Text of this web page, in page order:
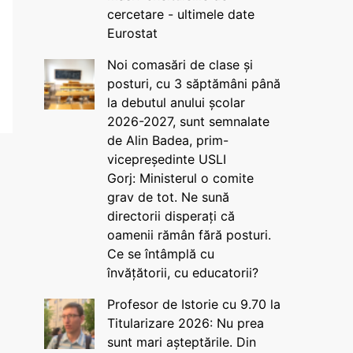
cercetare - ultimele date
Eurostat
Noi comasări de clase și
posturi, cu 3 săptămâni până
la debutul anului școlar
2026-2027, sunt semnalate
de Alin Badea, prim-
vicepreședinte USLI
Gorj: Ministerul o comite
grav de tot. Ne sună
directorii disperați că
oamenii rămân fără posturi.
Ce se întâmplă cu
învățătorii, cu educatorii?
Profesor de Istorie cu 9.70 la
Titularizare 2026: Nu prea
sunt mari așteptările. Din